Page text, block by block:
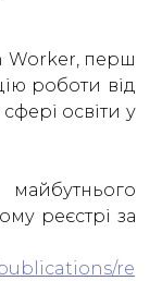
Worker, перш
роботи від
освіти у
реєстрі за
re